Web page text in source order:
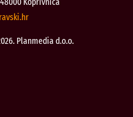
Planmedia d.o.o.